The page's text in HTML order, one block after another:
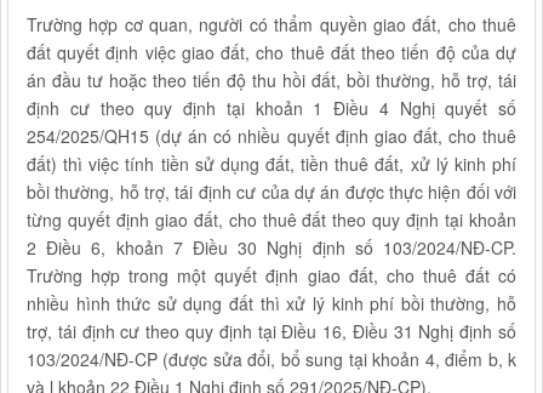
Trường hợp cơ quan, người có thẩm quyền giao đất, cho thuê
đất quyết định việc giao đất, cho thuê đất theo tiến độ của dự
án đầu tư hoặc theo tiến độ thu hồi đất, bồi thường, hỗ trợ, tái
định cư theo quy định tại khoản 1 Điều 4 Nghị quyết số
254/2025/QH15 (dự án có nhiều quyết định giao đất, cho thuê
đất) thì việc tính tiền sử dụng đất, tiền thuê đất, xử lý kinh phí
bồi thường, hỗ trợ, tái định cư của dự án được thực hiện đối với
từng quyết định giao đất, cho thuê đất theo quy định tại khoản
2 Điều 6, khoản 7 Điều 30 Nghị định số 103/2024/NĐ-CP.
Trường hợp trong một quyết định giao đất, cho thuê đất có
nhiều hình thức sử dụng đất thì xử lý kinh phí bồi thường, hỗ
trợ, tái định cư theo quy định tại Điều 16, Điều 31 Nghị định số
103/2024/NĐ-CP (được sửa đổi, bổ sung tại khoản 4, điểm b, k
và l khoản 22 Điều 1 Nghị định số 291/2025/NĐ-CP).